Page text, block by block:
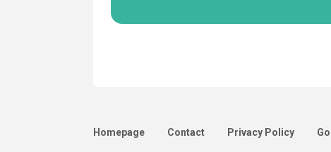
Homepage Contact Privacy Policy